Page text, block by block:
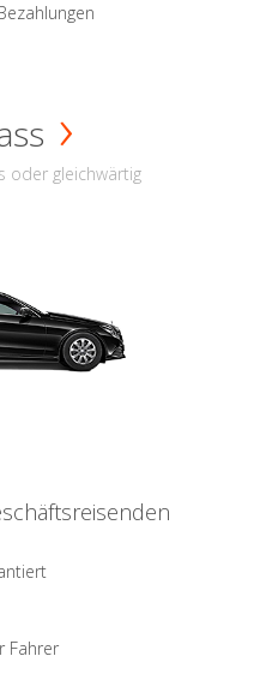
oder gleichwärtig
Fahrer